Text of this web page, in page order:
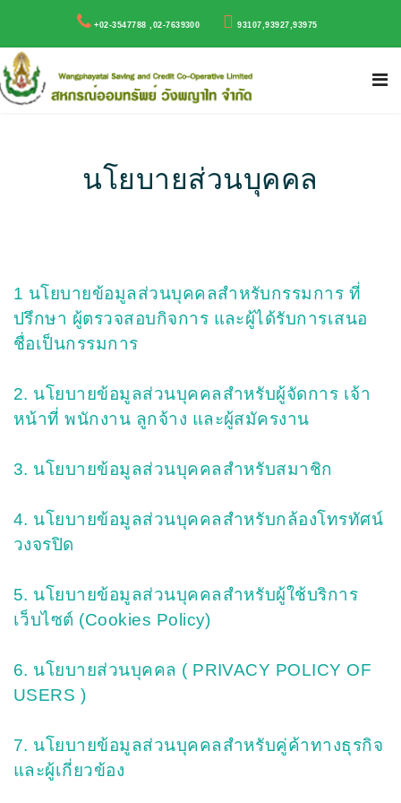
+02-3547788 ,02-7639300 93107,93927,93975
นโยบายส่วนบุคคล
1 นโยบายข้อมูลส่วนบุคคลสำหรับกรรมการ ที่
ปรึกษา ผู้ตรวจสอบกิจการ และผู้ได้รับการเสนอ
ชื่อเป็นกรรมการ
2. นโยบายข้อมูลส่วนบุคคลสำหรับผู้จัดการ เจ้า
หน้าที่ พนักงาน ลูกจ้าง และผู้สมัครงาน
3. นโยบายข้อมูลส่วนบุคคลสำหรับสมาชิก
4. นโยบายข้อมูลส่วนบุคคลสำหรับกล้องโทรทัศน์
วงจรปิด
5. นโยบายข้อมูลส่วนบุคคลสำหรับผู้ใช้บริการ
เว็บไซต์ (Cookies Policy)
6. นโยบายส่วนบุคคล ( PRIVACY POLICY OF
USERS )
7. นโยบายข้อมูลส่วนบุคคลสำหรับคู่ค้าทางธุรกิจ
และผู้เกี่ยวข้อง